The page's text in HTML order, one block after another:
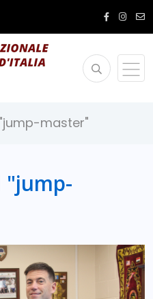
master"
"jump-